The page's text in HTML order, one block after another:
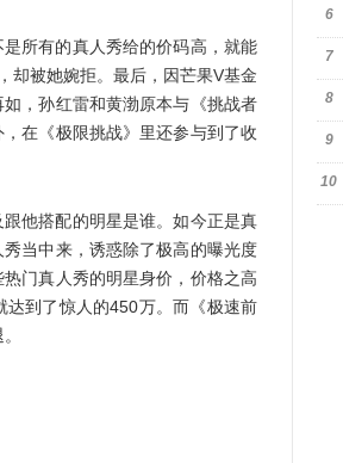
所有的真人秀给的价码高，就能
却被她婉拒。最后，因芒果V基金
，孙红雷和黄渤原本与《挑战者
在《极限挑战》里还参与到了收
他搭配的明星是谁。如今正是真
当中来，诱惑除了极高的曝光度
门真人秀的明星身价，价格之高
达到了惊人的450万。而《极速前
6
7
8
9
10